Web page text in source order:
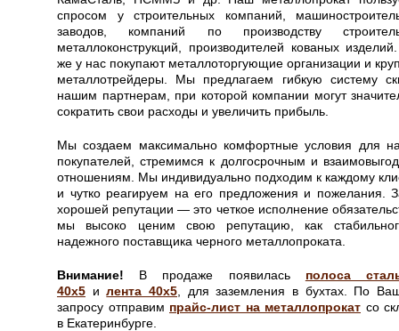
спросом у строительных компаний,
заводов, компаний по производству
металлоконструкций, производителей кованых
же у нас покупают металлоторгующие организации и
металлотрейдеры. Мы предлагаем гибкую систему
нашим партнерам, при которой компании могут
сократить свои расходы и увеличить прибыль.
Мы создаем максимально комфортные условия для
покупателей, стремимся к долгосрочным и
отношениям. Мы индивидуально подходим к каждому
и чутко реагируем на его предложения и пожелания.
хорошей репутации — это четкое исполнение
мы высоко ценим свою репутацию, как
надежного поставщика черного металлопроката.
Внимание! В продаже появилась полоса
40х5 илента 40х5 , для заземления в бухтах. По
запросу отправим прайс-лист на металлопрокат со
в Екатеринбурге.